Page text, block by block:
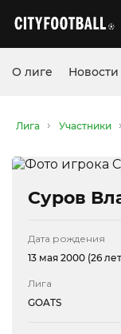
О лиге Новости
Лига Участники
Суров
Дата рождения
13 мая 2000 (26
Лига
GOATS